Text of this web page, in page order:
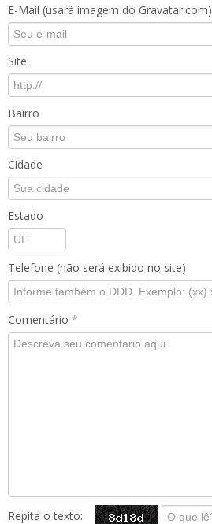
E-Mail (usará imagem do Gravatar.com)
Site
Bairro
Cidade
Estado
Telefone (não será exibido no site)
Comentário *
Repita o texto: